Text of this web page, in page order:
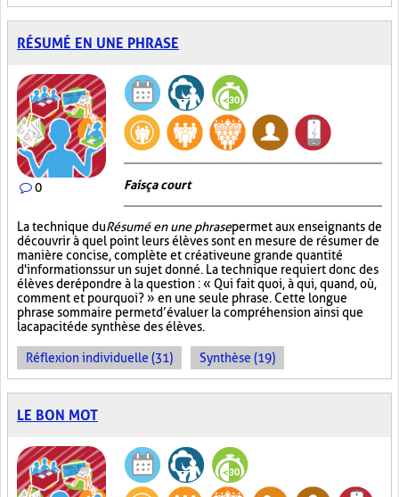
RÉSUMÉ EN UNE PHRASE
0 Fais ça court
La technique duRésumé en une phrasepermet aux enseignants de
découvrir à quel point leurs élèves sont en mesure de résumer de
manière concise, complète et créative une grande quantité
d'informations sur un sujet donné. La technique requiert donc des
élèves de répondre à la question : « Qui fait quoi, à qui, quand, où,
comment et pourquoi? » en une seule phrase. Cette longue
phrase sommaire permet d’évaluer la compréhension ainsi que
la capacité de synthèse des élèves.
Réflexion individuelle (31) Synthèse (19)
LE BON MOT